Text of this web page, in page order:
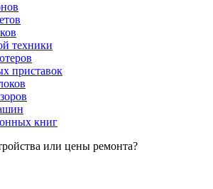
техники
приставок
книг
или цены ремонта?